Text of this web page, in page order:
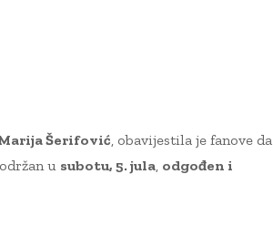
Šerifović, obavijestila je fanove da
u subotu, 5. jula, odgođen i